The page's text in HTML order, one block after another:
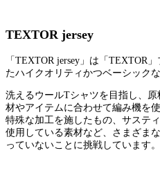
TEXTOR jersey
「TEXTOR jersey」は「TEXTOR
たハイクオリティかつベーシック
洗えるウールTシャツを目指し、
材やアイテムに合わせて編み機を
特殊な加工を施したもの、サステ
使用している素材など、さまざま
っていないことに挑戦しています。